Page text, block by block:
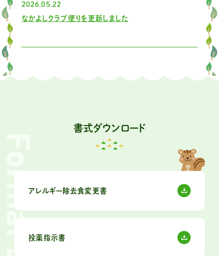
2026.05 22
なかよしクラブ便りを更新しました
書式ダウンロード
アレルギー除去食変更書
投薬指示書